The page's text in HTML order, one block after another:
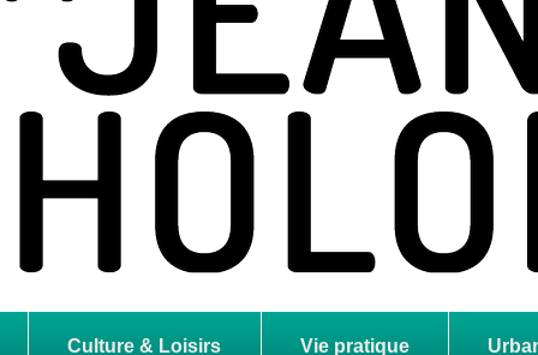
Culture & Loisirs Vie pratique